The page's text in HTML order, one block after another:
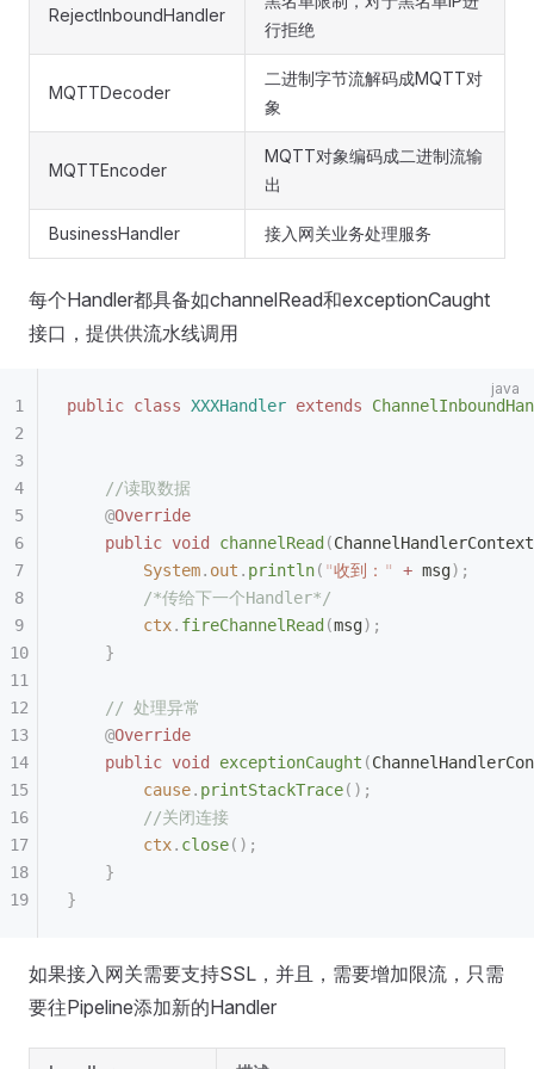
RejectInboundHandler
行拒绝
MQTTDecoder
二进制字节流解码成MQTT对
象
MQTTEncoder
MQTT对象编码成二进制流输
出
BusinessHandler 接入网关业务处理服务
每个Handler都具备如channelRead和exceptionCaught
接口，提供供流水线调用
public class XXXHandler extends
    //读取数据
    @
Override
    public
void channelRead (
        System
. out . println( "收到： " + msg);
        /*传给下一个Handler*/
        ctx
. fireChannelRead (msg);
    }
    // 处理异常
    @
Override
    public
void exceptionCaught (
        cause
. printStackTrace();
        //关闭连接
        ctx
. close();
    }
}
如果接入网关需要支持SSL，并且，需要增加限流，只需
要往Pipeline添加新的Handler